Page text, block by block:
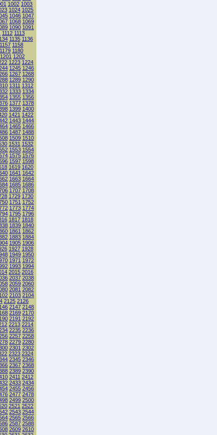
1002 1003
1024 1025
1046 1047
1068 1069
1090 1091
1112 1113
1135 1136
1157 1158
1179 1180
1201 1202
1223 1224
1245 1246
1267 1268
1289 1290
1311 1312
1333 1334
1355 1356
1377 1378
1399 1400
1421 1422
1443 1444
1465 1466
1487 1488
1509 1510
1531 1532
1553 1554
1575 1576
1597 1598
1619 1620
1641 1642
1663 1664
1685 1686
1707 1708
1729 1730
1751 1752
1773 1774
1795 1796
1817 1818
1839 1840
1861 1862
1883 1884
1905 1906
1927 1928
1949 1950
1971 1972
1993 1994
2015 2016
2037 2038
2059 2060
2081 2082
2103 2104
2125 2126
2147 2148
2169 2170
2191 2192
2213 2214
2235 2236
2257 2258
2279 2280
2301 2302
2323 2324
2345 2346
2367 2368
2389 2390
2411 2412
2433 2434
2455 2456
2477 2478
2499 2500
2521 2522
2543 2544
2565 2566
2587 2588
2609 2610